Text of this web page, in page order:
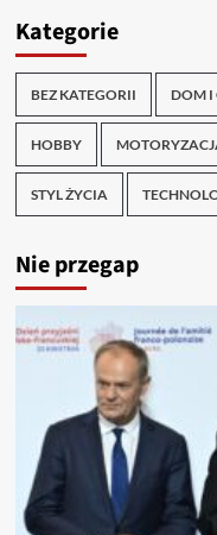
Kategorie
BEZ KATEGORII DOM I
HOBBY
STYL ŻYCIA
Nie przegap